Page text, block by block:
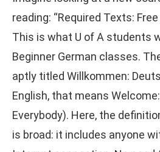
reading: “Required Texts:
This is what U of A students
Beginner German classes.
aptly titled Willkommen:
English, that means
Everybody). Here, the
is broad: it includes anyone